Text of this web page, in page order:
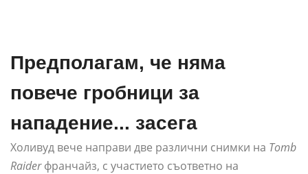
Предполагам, че няма
повече гробници за
нападение... засега
Холивуд вече направи две различни снимки на Tomb
Raiderфранчайз, с участието съответно на